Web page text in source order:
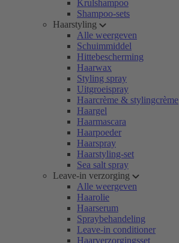
Krulshampoo
Shampoo-sets
Haarstyling
Alle weergeven
Schuimmiddel
Hittebescherming
Haarwax
Styling spray
Uitgroeispray
Haarcrème & stylingcrème
Haargel
Haarmascara
Haarpoeder
Haarspray
Haarstyling-set
Sea salt spray
Leave-in verzorging
Alle weergeven
Haarolie
Haarserum
Spraybehandeling
Leave-in conditioner
Haarverzorgingsset